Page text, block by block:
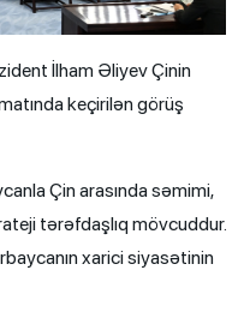
İlham Əliyev Çinin
keçirilən görüş
Çin arasında səmimi,
tərəfdaşlıq mövcuddur.
xarici siyasətinin